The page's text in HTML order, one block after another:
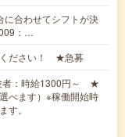
合わせてシフトが決
：…
ください！ ★急募
者：時給1300円～ ★
べます）※稼働開始時
す。